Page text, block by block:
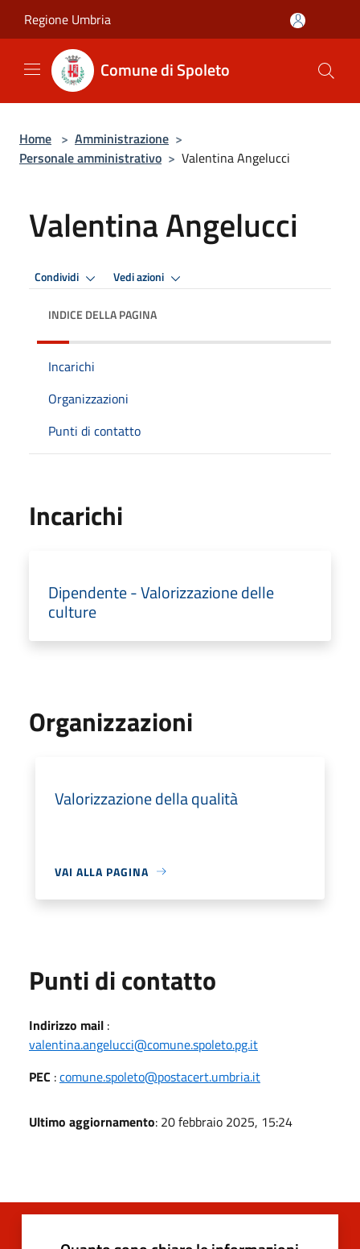
Regione Umbria
Comune di Spoleto
Home > Amministrazione >
Personale amministrativo > Valentina Angelucci
Valentina Angelucci
Condividi Vedi azioni
INDICE DELLA PAGINA
Incarichi
Organizzazioni
Punti di contatto
Incarichi
Dipendente - Valorizzazione delle
culture
Organizzazioni
Valorizzazione della qualità
VAI ALLA PAGINA
Punti di contatto
Indirizzo mail :
valentina.angelucci@comune.spoleto.pg.it
PEC :comune.spoleto@postacert.umbria.it
Ultimo aggiornamento: 20 febbraio 2025, 15:24